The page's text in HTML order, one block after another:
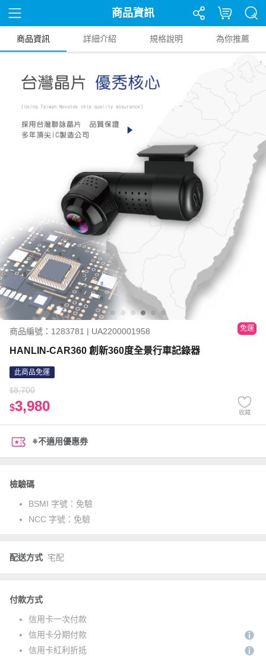
商品資訊
商品資訊 詳細介紹 規格說明 為你推薦
商品編號：1283781 | UA2200001958 免運
HANLIN-CAR360 創新360度全景行車記錄器
此商品免運
$8,700
$3,980 收藏
※不適用優惠券
檢驗碼
BSMI 字號： 免驗
NCC 字號： 免驗
配送方式 宅配
付款方式
信用卡一次付款
信用卡分期付款
信用卡紅利折抵